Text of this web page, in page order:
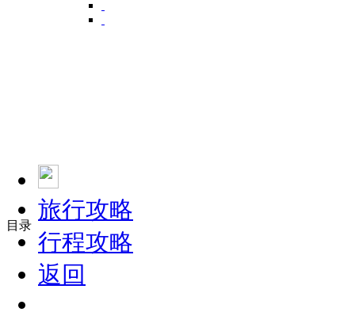
目录
旅行攻略
行程攻略
返回